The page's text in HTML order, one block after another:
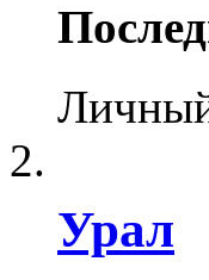
Урал